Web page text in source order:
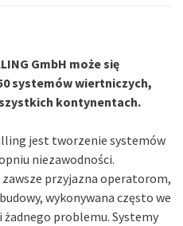
GmbH może się
systemów wiertniczych,
kontynentach.
jest tworzenie systemów
niezawodności.
przyjazna operatorom,
wykonywana często we
żadnego problemu. Systemy